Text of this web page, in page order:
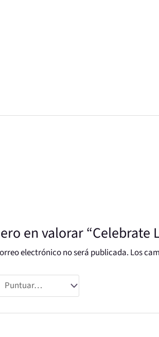
en valorar “Celebrate
electrónico no será publicada. Los